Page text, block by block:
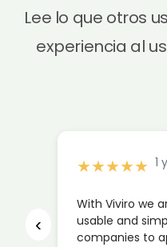
Lee lo que otros
experiencia al
★★★★★ 1
With Viviro we
usable and
companies to
‹